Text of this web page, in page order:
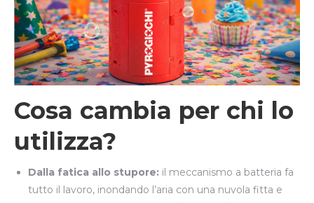
Cosa cambia per chi lo
utilizza?
Dalla fatica allo stupore: il meccanismo a batteria fa
tutto il lavoro, inondando l’aria con una nuvola fitta e